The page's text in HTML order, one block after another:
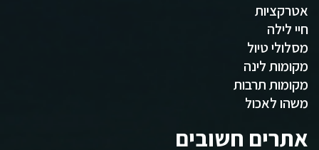
אטרקציות
חיי לילה
מסלולי טיול
מקומות לינה
מקומות תרבות
משהו לאכול
אתרים חשובים